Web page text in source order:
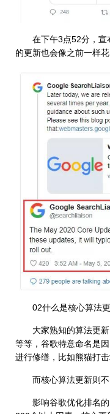
在下午3点52分，宣
的更新也会像之前一样
02什么是核心算法更
大家熟知的算法更新
等等，谷歌特意命名是
进行修缮，比如熊猫打
而核心算法更新则不
影响谷歌优化排名的